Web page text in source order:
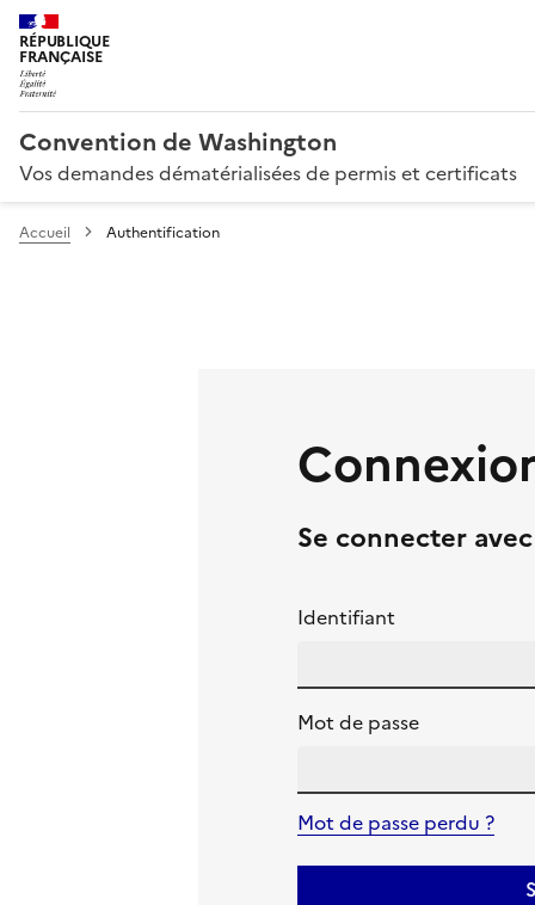
RÉPUBLIQUE
FRANÇAISE
Convention de Washington
Vos demandes dématérialisées de permis et certificats
Accueil Authentification
Se connecter
Identifiant
Mot de passe
Mot de passe perdu ?